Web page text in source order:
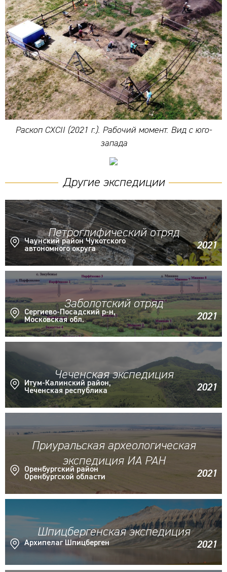
Раскоп CXCII (2021 г.). Рабочий момент. Вид с юго-
запада
Другие экспедиции
Петроглифический отряд
Чаунский район Чукотского
автономного округа
2021
Заболотский отряд
Сергиево-Посадский р-н,
Московская обл.
2021
Чеченская экспедиция
Итум-Калинский район,
Чеченская республика
2021
Приуральская археологическая
экспедиция ИА РАН
Оренбургский район
Оренбургской области
2021
Шпицбергенская экспедиция
Архипелаг Шпицберген 2021